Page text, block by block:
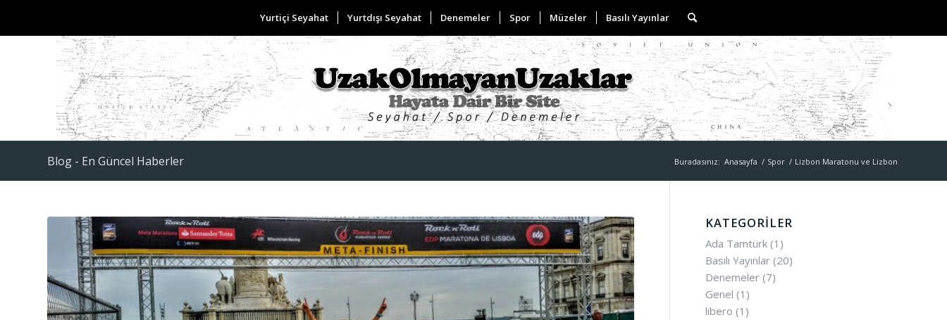
Yurtiçi Seyahat Yurtdışı Seyahat Denemeler Spor Müzeler Basılı Yayınlar
Blog - En Güncel Haberler Buradasınız: Anasayfa / Spor / Lizbon Maratonu ve Lizbon
KATEGORILER
Ada Tamtürk (1)
Basılı Yayınlar (20)
Denemeler (7)
Genel (1)
libero (1)